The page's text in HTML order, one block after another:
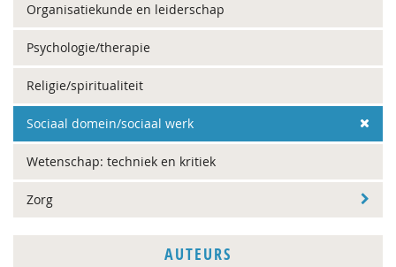
Organisatiekunde en leiderschap
Psychologie/therapie
Religie/spiritualiteit
Sociaal domein/sociaal werk
Wetenschap: techniek en kritiek
Zorg
AUTEURS